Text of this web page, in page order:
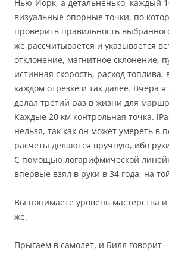
Нью-Йорк, а детальненько, каждый
визуальные опорные точки, по
проверить правильность
же рассчитывается и указывается
отклонение, магнитное склонение,
истинная скорость, расход топлива,
каждом отрезке и так далее. Вчера
делал третий раз в жизни для
Каждые 20 км контрольная точка.
нельзя, так как он может умереть в
расчеты делаются вручную, ибо
С помощью логарифмической
впервые взял в руки в 34 года, на
Вы понимаете уровень мастерства
же.
Прыгаем в самолет, и Билл говорит